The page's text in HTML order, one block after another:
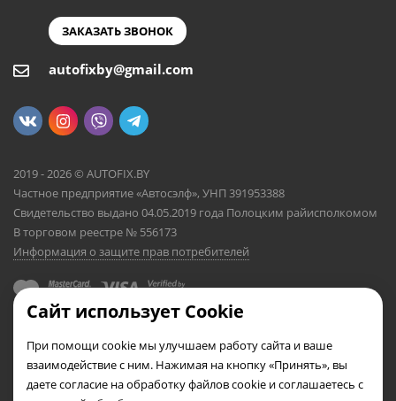
ЗАКАЗАТЬ ЗВОНОК
autofixby@gmail.com
2019 - 2026 © AUTOFIX.BY
Частное предприятие «Автосэлф», УНП 391953388
Свидетельство выдано 04.05.2019 года Полоцким райисполкомом
В торговом реестре № 556173
Информация о защите прав потребителей
Сайт использует Cookie
При помощи cookie мы улучшаем работу сайта и ваше
взаимодействие с ним. Нажимая на кнопку «Принять», вы
даете согласие на обработку файлов cookie и соглашаетесь с